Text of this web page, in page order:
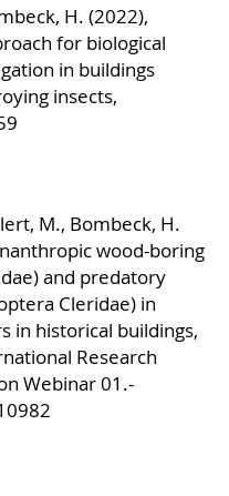
H. (2022),
for biological
in buildings
insects,
M., Bombeck, H.
wood-boring
and predatory
Cleridae) in
in historical buildings,
Research
Webinar 01.-